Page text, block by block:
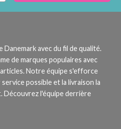
avec du fil de qualité.
de marques populaires avec
Notre équipe s'efforce
possible et la livraison la
Découvrez l'équipe derrière